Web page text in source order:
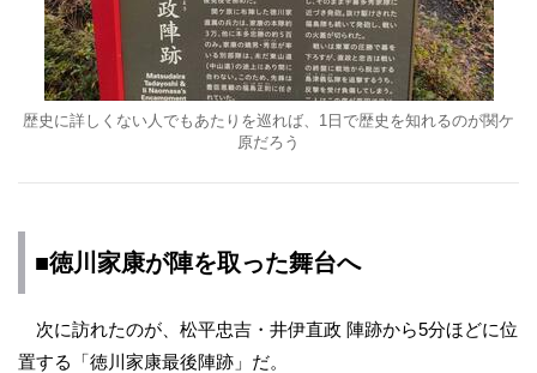
歴史に詳しくない人でもあたりを巡れば、1日で歴史を知れるのが関ケ
原だろう
■徳川家康が陣を取った舞台へ
次に訪れたのが、松平忠吉・井伊直政 陣跡から5分ほどに位
置する「徳川家康最後陣跡」だ。